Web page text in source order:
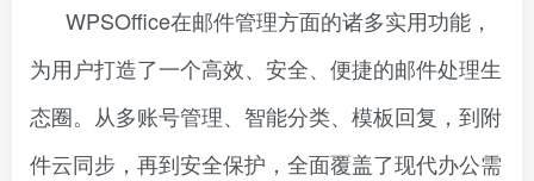
WPSOffice在邮件管理方面的诸多实用功能，
为用户打造了一个高效、安全、便捷的邮件处理生
态圈。从多账号管理、智能分类、模板回复，到附
件云同步，再到安全保护，全面覆盖了现代办公需